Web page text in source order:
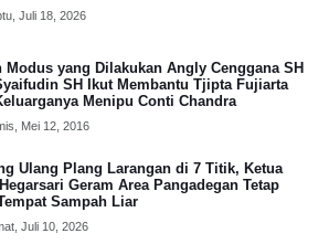
Juli 18, 2026
Modus yang Dilakukan Angly Cenggana SH
SH Ikut Membantu Tjipta Fujiarta
Menipu Conti Chandra
Mei 12, 2016
Ulang Plang Larangan di 7 Titik, Ketua
Geram Area Pangadegan Tetap
Sampah Liar
Juli 10, 2026